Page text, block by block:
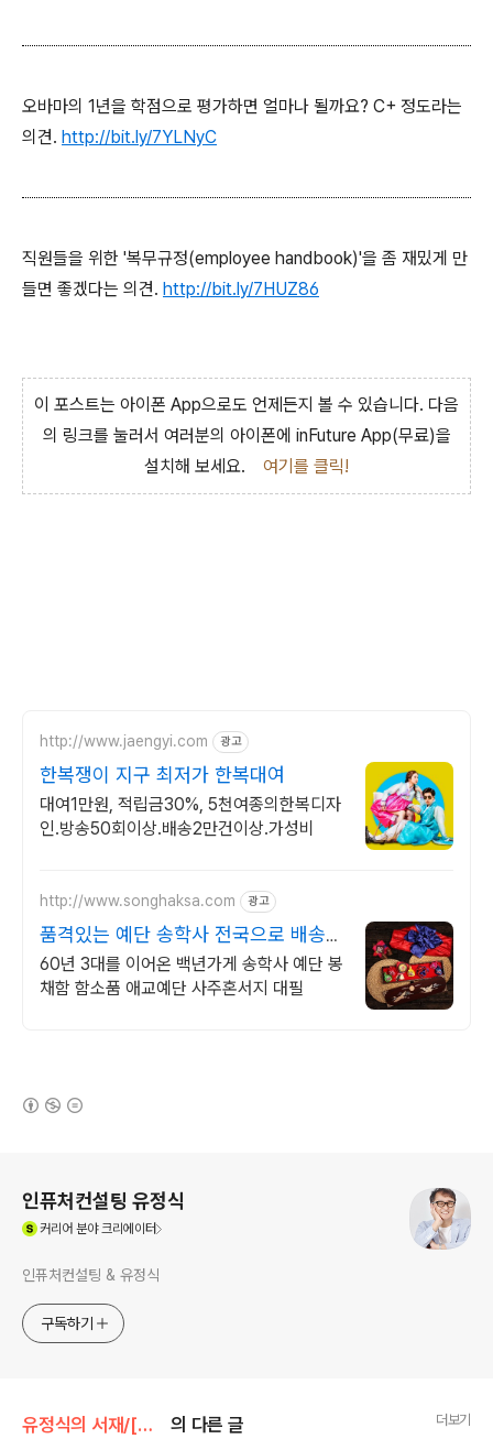
오바마의 1년을 학점으로 평가하면 얼마나 될까요? C+ 정도라는
의견. http://bit.ly/7YLNyC
직원들을 위한 '복무규정(employee handbook)'을 좀 재밌게 만
들면 좋겠다는 의견. http://bit.ly/7HUZ86
이 포스트는 아이폰 App으로도 언제든지 볼 수 있습니다. 다음
의 링크를 눌러서 여러분의 아이폰에 inFuture App(무료)을
설치해 보세요. 여기를 클릭!
http://www.jaengyi.com 광고
한복쟁이 지구 최저가 한복대여
대여1만원, 적립금30%, 5천여종의한복디자
인.방송50회이상.배송2만건이상.가성비
http://www.songhaksa.com 광고
품격있는 예단 송학사 전국으로 배송
가능합니다
60년 3대를 이어온 백년가게 송학사 예단 봉
채함 함소품 애교예단 사주혼서지 대필
인퓨처컨설팅 유정식
커리어 분야 크리에이터
인퓨처컨설팅 & 유정식
구독하기
유정식의 서재/[링크] 좋은 글들 의 다른 글 더보기